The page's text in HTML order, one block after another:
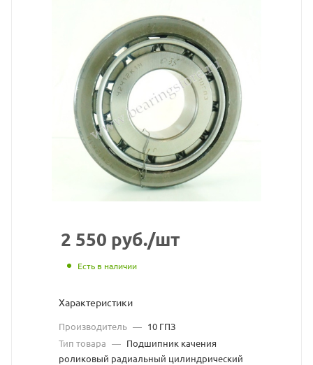
подшипник
10
ГПЗ
взят
с
сайта
https://
по
ссылке
https://
без
разрешения
2 550 руб./шт
Есть в наличии
Характеристики
Производитель — 10 ГПЗ
Тип товара — Подшипник качения
роликовый радиальный цилиндрический